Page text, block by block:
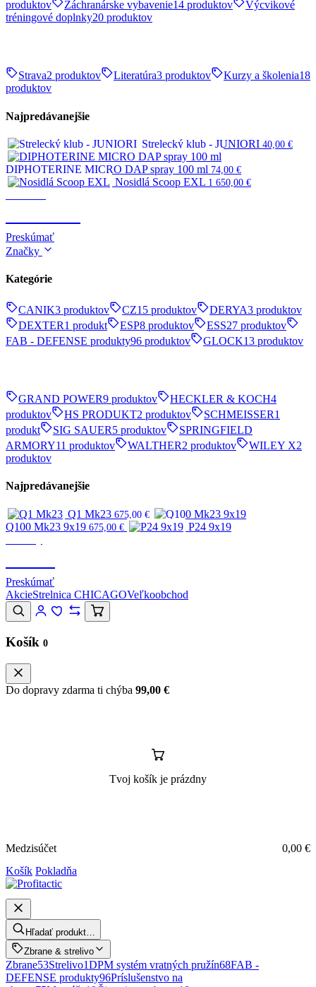
produktov
Záchranárske vybavenie14 produktov
Výcvikové
tréningové doplnky20 produktov
Strava2 produktov Literatúra3 produktov Kurzy a školenia18
produktov
Najpredávanejšie
Strelecký klub - JUNIORI 40,00 €
DIPHOTERINE MICRO DAP spray 100 ml 74,00 €
Nosidlá Scoop EXL 1 650,00 €
Preskúmať
Značky
Kategórie
CANIK3 produktov CZ15 produktov DERYA3 produktov
DEXTER1 produkt ESP8 produktov ESS27 produktov
FAB - DEFENSE produkty96 produktov GLOCK13 produktov
GRAND POWER9 produktov HECKLER & KOCH4
produktov
HS PRODUKT2 produktov SCHMEISSER1
produkt
SIG SAUER5 produktov
SPRINGFIELD
ARMORY11 produktov WALTHER2 produktov WILEY X2
produktov
Najpredávanejšie
Q1 Mk23 675,00 €
Q100 Mk23 9x19 675,00 €
P24 9x19
Preskúmať
AkcieStrelnica CHICAGOVeľkoobchod
Košík 0
Do dopravy zdarma ti chýba 99,00 €
Tvoj košík je prázdny
Medzisúčet 0,00 €
Košík Pokladňa
Hľadať produkt…
Zbrane & strelivo
Zbrane53Strelivo1DPM systém vratných pružín68FAB -
DEFENSE produkty96Príslušenstvo na